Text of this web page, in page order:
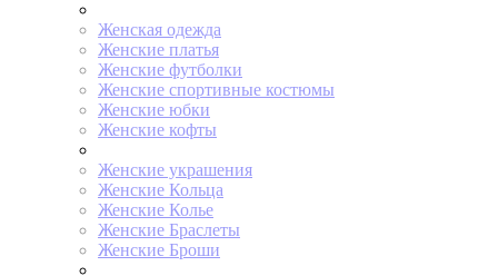
Женская одежда
Женские платья
Женские футболки
Женские спортивные костюмы
Женские юбки
Женские кофты
Женские украшения
Женские Кольца
Женские Колье
Женские Браслеты
Женские Броши